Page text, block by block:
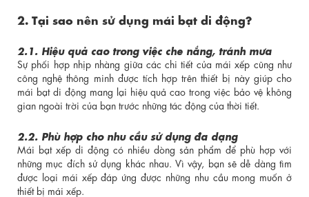
2. Tại sao nên sử dụng mái bạt di động?
2.1. Hiệu quả cao trong việc che nắng, tránh mưa
Sự phối hợp nhịp nhàng giữa các chi tiết của mái xếp cũng như
công nghệ thông minh được tích hợp trên thiết bị này giúp cho
mái bạt di động mang lại hiệu quả cao trong việc bảo vệ không
gian ngoài trời của bạn trước những tác động của thời tiết.
2.2. Phù hợp cho nhu cầu sử dụng đa dạng
Mái bạt xếp di động có nhiều dòng sản phẩm để phù hợp với
những mục đích sử dụng khác nhau. Vì vậy, bạn sẽ dễ dàng tìm
được loại mái xếp đáp ứng được những nhu cầu mong muốn ở
thiết bị mái xếp.